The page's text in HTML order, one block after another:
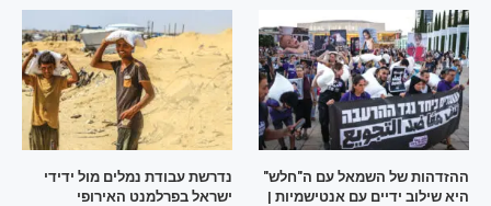
ההזדהות של השמאל עם ה"חלש"
היא שילוב ידיים עם אנטישמיות |
נדרשת עבודת נמלים מול ידידי
ישראל בפרלמנט האירופי